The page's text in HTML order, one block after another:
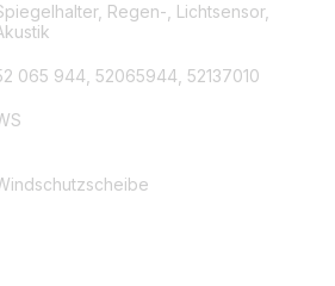
Regen-, Lichtsensor,
065 944, 52065944, 52137010